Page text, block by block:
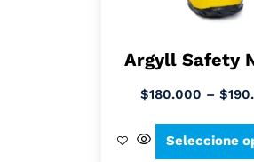
Argyll Safety
$180.000 – $
Seleccione